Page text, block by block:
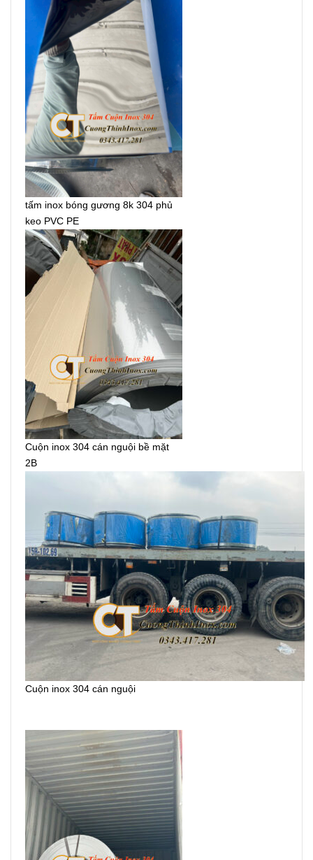
tấm inox bóng gương 8k 304 phủ
keo PVC PE
Cuộn inox 304 cán nguội bề mặt
2B
Cuộn inox 304 cán nguội